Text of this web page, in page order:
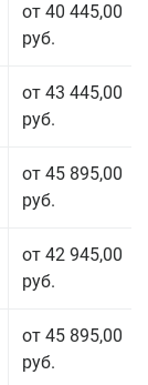
от 40 445,00
руб.
от 43 445,00
руб.
от 45 895,00
руб.
от 42 945,00
руб.
от 45 895,00
руб.